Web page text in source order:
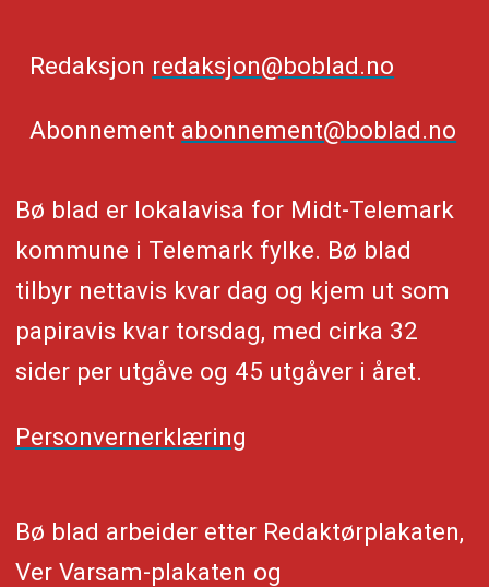
Redaksjon redaksjon@boblad.no
Abonnement abonnement@boblad.no
Bø blad er lokalavisa for Midt-Telemark
kommune i Telemark fylke. Bø blad
tilbyr nettavis kvar dag og kjem ut som
papiravis kvar torsdag, med cirka 32
sider per utgåve og 45 utgåver i året.
Personvernerklæring
Bø blad arbeider etter Redaktørplakaten,
Ver Varsam-plakaten og